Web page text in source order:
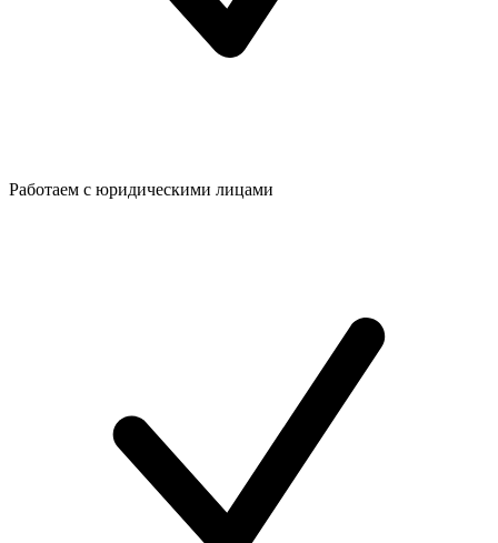
Работаем с юридическими лицами